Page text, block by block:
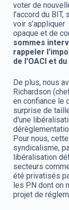
voter de
l'accord du BIT,
voir
opaque et de
sommes
rappeler
de l'OACI et du
De plus, nous
Richardson
en confiance le
surprise de
d'une
Pour nous,
syndicalisme,
libéralisation
secteurs
été privatisés
les PN dont on
projet de